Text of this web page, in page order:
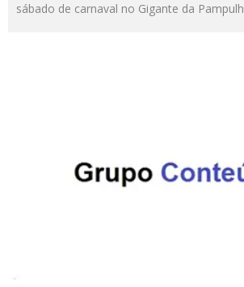
sábado de carnaval no Gigante da Pampulh